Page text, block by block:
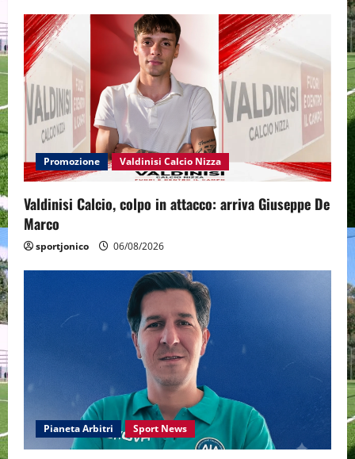
Promozione Valdinisi Calcio Nizza
Valdinisi Calcio, colpo in attacco: arriva Giuseppe De
Marco
sportjonico 06/08/2026
Pianeta Arbitri Sport News